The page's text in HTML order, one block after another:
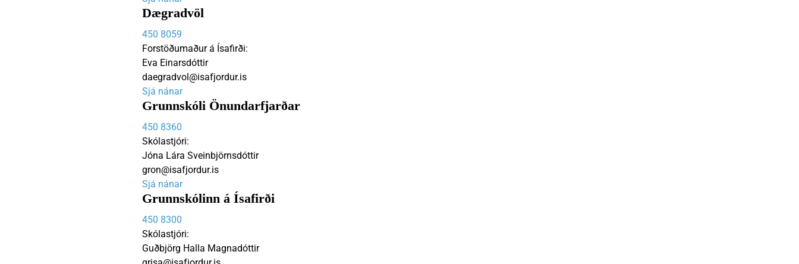
Dægradvöl
450 8059
Forstöðumaður á Ísafirði:
Eva Einarsdóttir
daegradvol@isafjordur.is
Sjá nánar
Grunnskóli Önundarfjarðar
450 8360
Skólastjóri:
Jóna Lára Sveinbjörnsdóttir
gron@isafjordur.is
Sjá nánar
Grunnskólinn á Ísafirði
450 8300
Skólastjóri:
Guðbjörg Halla Magnadóttir